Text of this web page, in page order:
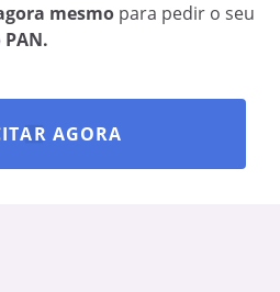
mesmo para pedir o seu
AGORA